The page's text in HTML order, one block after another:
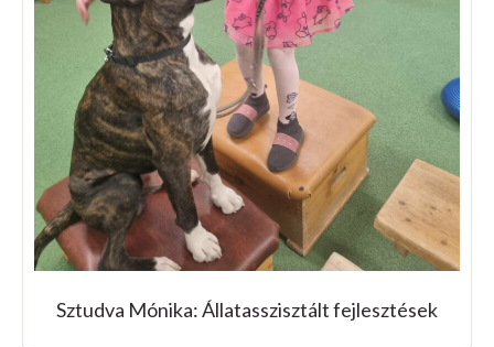
Sztudva Mónika: Állatasszisztált fejlesztések